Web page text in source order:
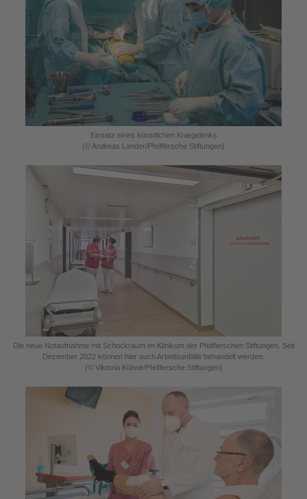
Einsatz eines künstlichen Kniegelenks
(© Andreas Lander/Pfeiffersche Stiftungen)
Die neue Notaufnahme mit Schockraum im Klinikum der Pfeifferschen Stiftungen. Seit
Dezember 2022 können hier auch Arbeitsunfälle behandelt werden.
(© Viktoria Kühne/Pfeiffersche Stiftungen)